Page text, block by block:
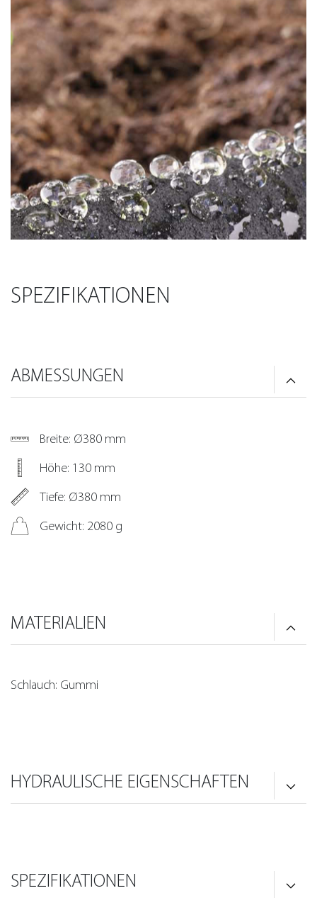
SPEZIFIKATIONEN
ABMESSUNGEN
Breite: Ø380 mm
Höhe: 130 mm
Tiefe: Ø380 mm
Gewicht: 2080 g
MATERIALIEN
Schlauch: Gummi
HYDRAULISCHE EIGENSCHAFTEN
SPEZIFIKATIONEN